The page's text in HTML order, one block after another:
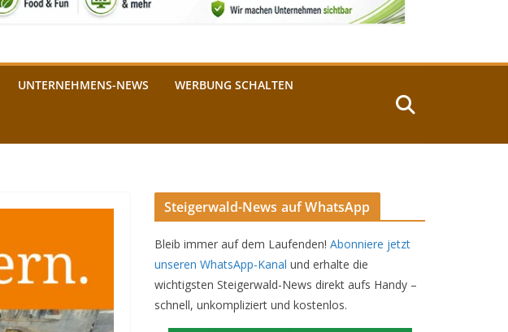
UNTERNEHMENS-NEWS WERBUNG SCHALTEN
Steigerwald-News auf WhatsApp
Bleib immer auf dem Laufenden! Abonniere jetzt
unseren WhatsApp-Kanal und erhalte die
wichtigsten Steigerwald-News direkt aufs Handy –
schnell, unkompliziert und kostenlos.